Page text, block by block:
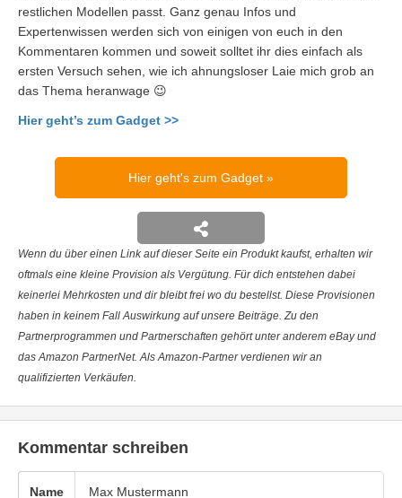
restlichen Modellen passt. Ganz genau Infos und
Expertenwissen werden sich von einigen von euch in den
Kommentaren kommen und soweit solltet ihr dies einfach als
ersten Versuch sehen, wie ich ahnungsloser Laie mich grob an
das Thema heranwage 😉
Hier geht’s zum Gadget >>
Hier geht's zum Gadget
Wenn du über einen Link auf dieser Seite ein Produkt kaufst, erhalten wir
oftmals eine kleine Provision als Vergütung. Für dich entstehen dabei
keinerlei Mehrkosten und dir bleibt frei wo du bestellst. Diese Provisionen
haben in keinem Fall Auswirkung auf unsere Beiträge. Zu den
Partnerprogrammen und Partnerschaften gehört unter anderem eBay und
das Amazon PartnerNet. Als Amazon-Partner verdienen wir an
qualifizierten Verkäufen.
Kommentar schreiben
Name